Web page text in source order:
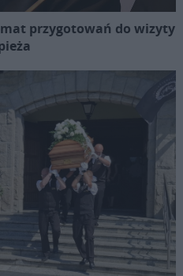
przygotowań do wizyty